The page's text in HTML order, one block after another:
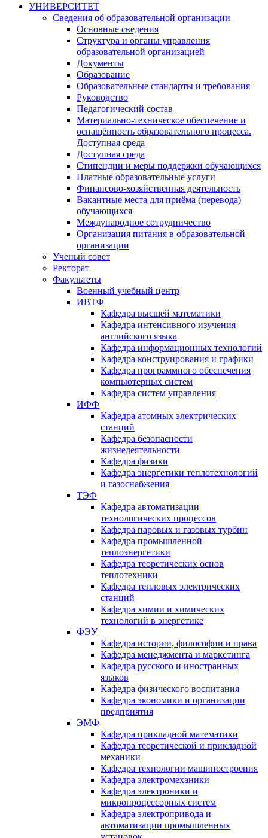
УНИВЕРСИТЕТ
Сведения об образовательной организации
Основные сведения
Структура и органы управления
образовательной организацией
Документы
Образование
Образовательные стандарты и требования
Руководство
Педагогический состав
Материально-техническое обеспечение и
оснащённость образовательного процесса.
Доступная среда
Доступная среда
Стипендии и меры поддержки обучающихся
Платные образовательные услуги
Финансово-хозяйственная деятельность
Вакантные места для приёма (перевода)
обучающихся
Международное сотрудничество
Организация питания в образовательной
организации
Ученый совет
Ректорат
Факультеты
Военный учебный центр
ИВТФ
Кафедра высшей математики
Кафедра интенсивного изучения
английского языка
Кафедра информационных технологий
Кафедра конструирования и графики
Кафедра программного обеспечения
компьютерных систем
Кафедра систем управления
ИФФ
Кафедра атомных электрических
станций
Кафедра безопасности
жизнедеятельности
Кафедра физики
Кафедра энергетики теплотехнологий
и газоснабжения
ТЭФ
Кафедра автоматизации
технологических процессов
Кафедра паровых и газовых турбин
Кафедра промышленной
теплоэнергетики
Кафедра теоретических основ
теплотехники
Кафедра тепловых электрических
станций
Кафедра химии и химических
технологий в энергетике
ФЭУ
Кафедра истории, философии и права
Кафедра менеджмента и маркетинга
Кафедра русского и иностранных
языков
Кафедра физического воспитания
Кафедра экономики и организации
предприятия
ЭМФ
Кафедра прикладной математики
Кафедра теоретической и прикладной
механики
Кафедра технологии машиностроения
Кафедра электромеханики
Кафедра электроники и
микропроцессорных систем
Кафедра электропривода и
автоматизации промышленных